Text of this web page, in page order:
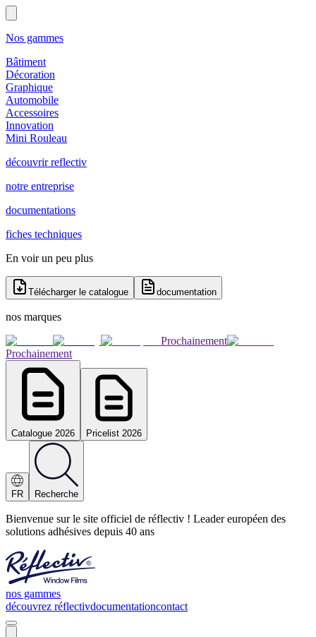
Nos gammes
Bâtiment
Décoration
Graphique
Automobile
Accessoires
Innovation
Mini Rouleau
découvrir reflectiv
notre entreprise
documentations
fiches techniques
En voir un peu plus
Télécharger le catalogue documentation
nos marques
Prochainement
Prochainement
Catalogue 2026 Pricelist 2026
FR Recherche
Bienvenue sur le site officiel de réflectiv ! Leader européen des
solutions adhésives depuis 40 ans
nos gammes
découvrez réflectivdocumentationcontact